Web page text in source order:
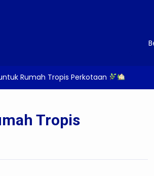
Rumah Tropis Perkotaan
Tropis